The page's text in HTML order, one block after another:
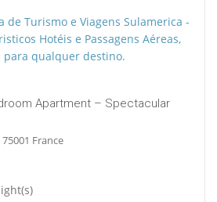
Apartment – Spectacular
France